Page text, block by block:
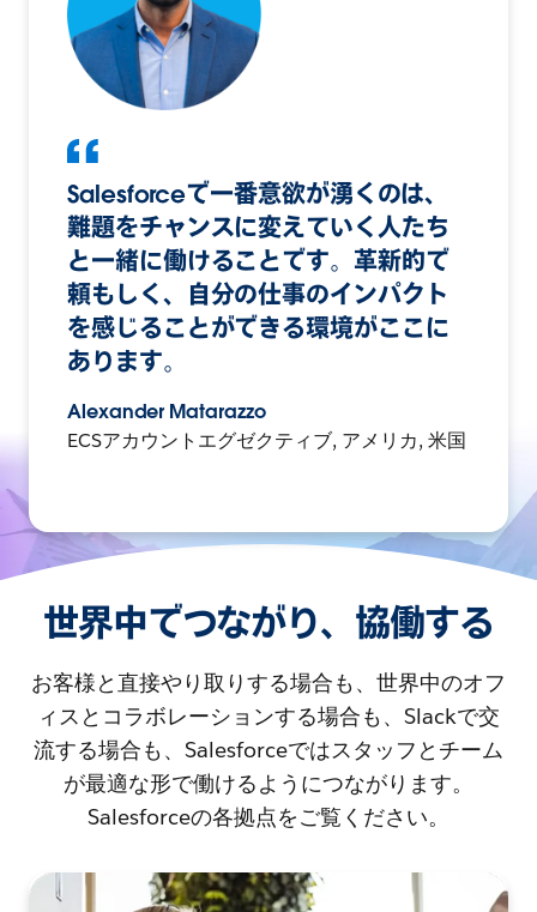
Salesforceで一番意欲が湧くのは、
難題をチャンスに変えていく人たち
と一緒に働けることです。革新的で
頼もしく、自分の仕事のインパクト
を感じることができる環境がここに
あります。
Alexander Matarazzo
ECSアカウントエグゼクティブ, アメリカ, 米国
世界中でつながり、協働する
お客様と直接やり取りする場合も、世界中のオフ
ィスとコラボレーションする場合も、Slackで交
流する場合も、Salesforceではスタッフとチーム
が最適な形で働けるようにつながります。
Salesforceの各拠点をご覧ください。